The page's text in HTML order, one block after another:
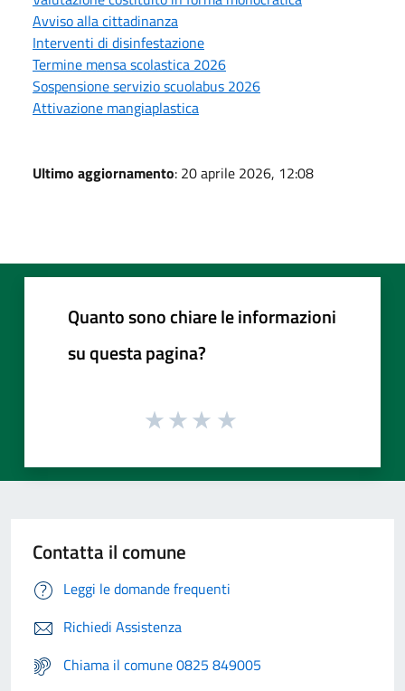
Avviso alla cittadinanza
Interventi di disinfestazione
Termine mensa scolastica 2026
Sospensione servizio scuolabus 2026
Attivazione mangiaplastica
Ultimo aggiornamento: 20 aprile 2026, 12:08
Quanto sono chiare le informazioni
su questa pagina?
Contatta il comune
Leggi le domande frequenti
Richiedi Assistenza
Chiama il comune 0825 849005